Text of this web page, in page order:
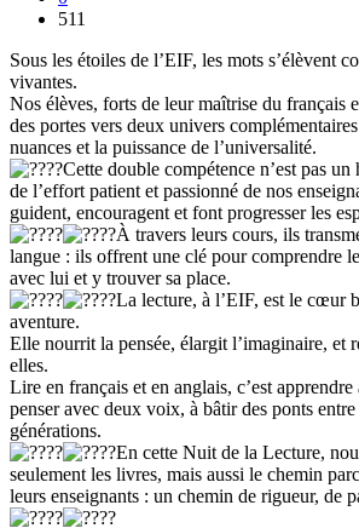
511
Sous les étoiles de l’EIF, les mots s’élèvent
vivantes.
Nos élèves, forts de leur maîtrise du français
des portes vers deux univers
nuances et la puissance de l’universalité.
Cette double compétence n’est pas
de l’effort patient et passionné de nos
guident, encouragent et font progresser les
À travers leurs cours, ils
langue : ils offrent une clé pour comprendre
avec lui et y trouver sa place.
La lecture, à l’EIF, est le cœur
aventure.
Elle nourrit la pensée, élargit l’imaginaire, et
elles.
Lire en français et en anglais, c’est
penser avec deux voix, à bâtir des ponts
générations.
En cette Nuit de la Lecture,
seulement les livres, mais aussi le chemin
leurs enseignants : un chemin de rigueur, de